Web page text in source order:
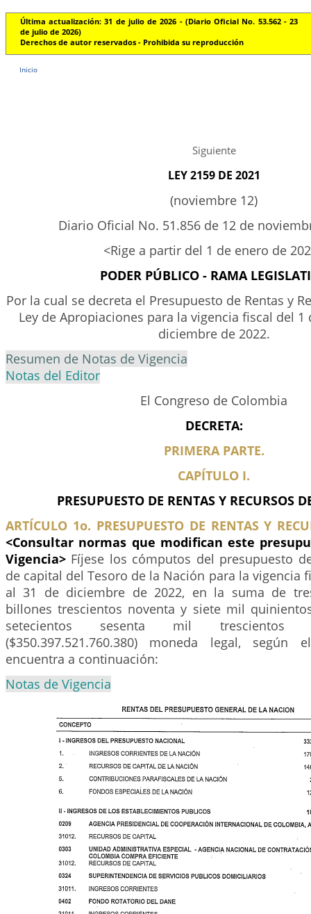
Última actualización: 31 de julio de 2026 - (Diario Oficial No. 53.562 - 23
de julio de 2026)
Derechos de autor reservados - Prohibida su reproducción
Inicio
Siguiente
LEY 2159 DE 2021
(noviembre 12)
Diario Oficial No. 51.856 de 12 de
<Rige a partir del 1 de enero de
PODER PÚBLICO - RAMA
Por la cual se decreta el Presupuesto de Rentas y
Ley de Apropiaciones para la vigencia fiscal del 1
diciembre de 2022.
Resumen de Notas de Vigencia
Notas del Editor
El Congreso de Colombia
DECRETA:
PRIMERA PARTE.
CAPÍTULO I.
PRESUPUESTO DE RENTAS Y RECURSOS
ARTÍCULO 1o. PRESUPUESTO DE RENTAS Y
<Consultar normas que modifican este
Vigencia> Fíjese los cómputos del presupuesto
de capital del Tesoro de la Nación para la vigencia
al 31 de diciembre de 2022, en la suma de
billones trescientos noventa y siete mil
setecientos sesenta mil trescientos
($350.397.521.760.380) moneda legal,
encuentra a continuación:
Notas de Vigencia